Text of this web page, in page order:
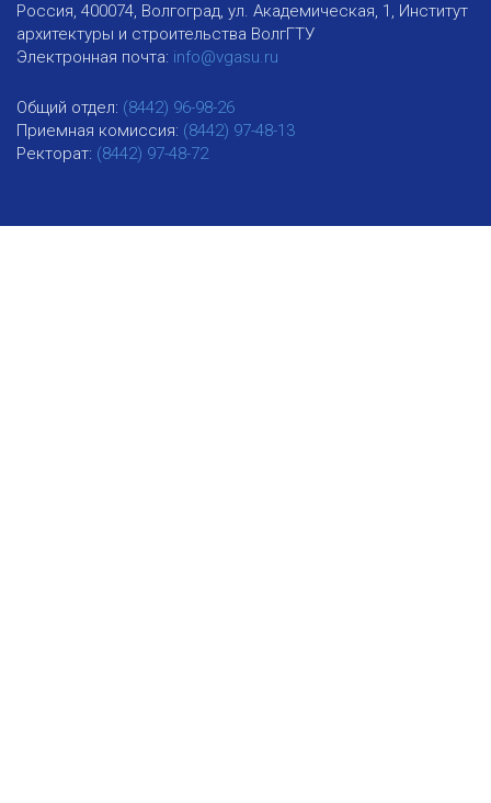
Россия, 400074, Волгоград, ул. Академическая, 1, Институт
архитектуры и строительства ВолгГТУ
Электронная почта: info@vgasu.ru
Общий отдел: (8442) 96-98-26
Приемная комиссия: (8442) 97-48-13
Ректорат: (8442) 97-48-72